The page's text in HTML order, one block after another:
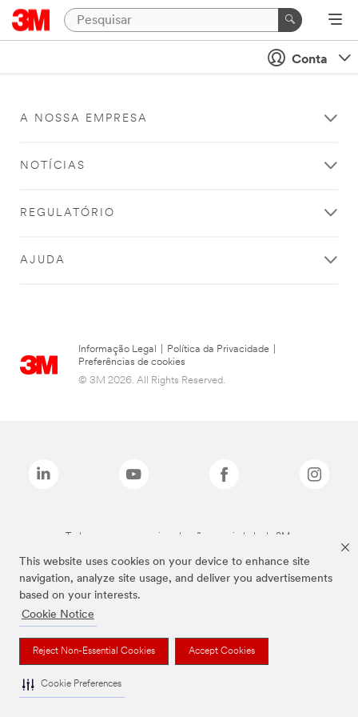
This website uses cookies on your device to enhance site
navigation, analyze site usage, and deliver you advertisements
based on your interests.
Cookie Notice
Reject Non-Essential Cookies Accept Cookies
Cookie Preferences
Conta
A NOSSA EMPRESA
NOTÍCIAS
REGULATÓRIO
AJUDA
Informação Legal Política da Privacidade
Preferências de cookies
© 3M 2026. All Rights Reserved.
Todas as marcas mencionadas são propriedade da 3M.